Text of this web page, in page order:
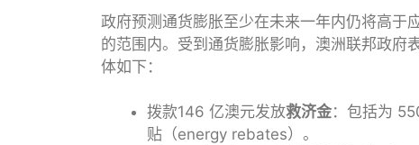
政府预测通货膨胀至少在未来一年内仍将高
的范围内。受到通货膨胀影响，澳洲联邦政府
体如下：
拨款146 亿澳元发放救济金：包括为
贴（energy rebates）。